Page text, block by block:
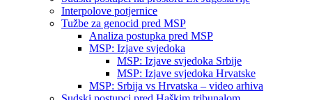
Interpolove potjernice
Tužbe za genocid pred MSP
Analiza postupka pred MSP
MSP: Izjave svjedoka
MSP: Izjave svjedoka Srbije
MSP: Izjave svjedoka Hrvatske
MSP: Srbija vs Hrvatska – video arhiva